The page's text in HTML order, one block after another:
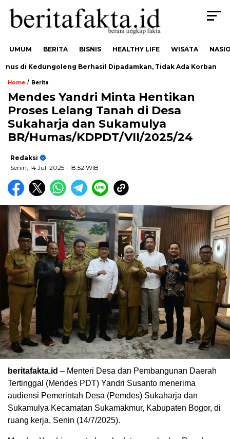
UMUM BERITA BISNIS HEALTHY LIFE WISATA
di Kedungoleng Berhasil Dipadamkan, Tidak Ada Korban
Home / Berita
Mendes Yandri Minta Hentikan
Proses Lelang Tanah di Desa
Sukaharja dan Sukamulya
BR/Humas/KDPDT/VII/2025/24
Redaksi
Senin, 14 Juli 2025 - 18:52 WIB
beritafakta.id – Menteri Desa dan Pembangunan Daerah
Tertinggal (Mendes PDT) Yandri Susanto menerima
audiensi Pemerintah Desa (Pemdes) Sukaharja dan
Sukamulya Kecamatan Sukamakmur, Kabupaten Bogor, di
ruang kerja, Senin (14/7/2025).